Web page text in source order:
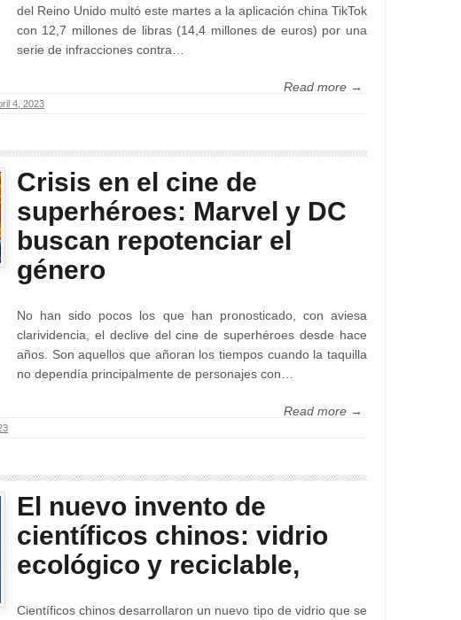
del Reino Unido multó este martes a la aplicación china TikTok
con 12,7 millones de libras (14,4 millones de euros) por una
serie de infracciones contra…
Read more →
4, 2023
Crisis en el cine de
superhéroes: Marvel y DC
buscan repotenciar el
género
No han sido pocos los que han pronosticado, con aviesa
clarividencia, el declive del cine de superhéroes desde hace
años. Son aquellos que añoran los tiempos cuando la taquilla
no dependía principalmente de personajes con…
Read more →
El nuevo invento de
científicos chinos: vidrio
ecológico y reciclable,
Científicos chinos desarrollaron un nuevo tipo de vidrio que se